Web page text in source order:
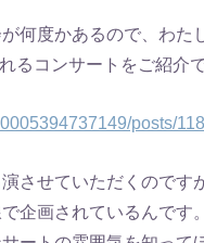
何度かあるので、わ
るコンサートをご紹介
posts/
させていただくので
企画されているんで